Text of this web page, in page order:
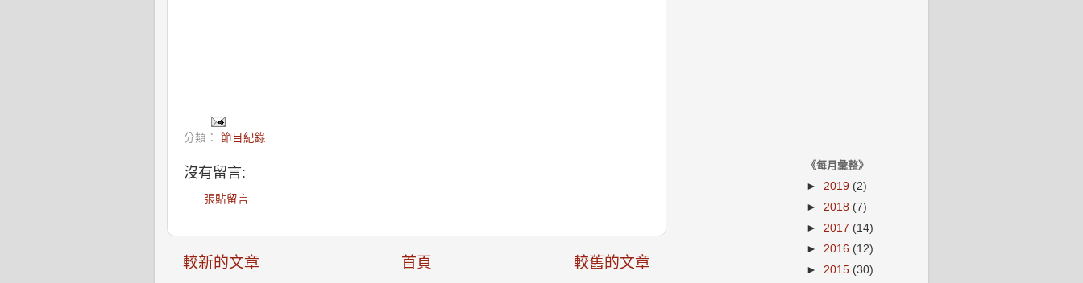
分類： 節目紀錄
沒有留言:
張貼留言
較新的文章 較舊的文章
首頁
《每月彙整》
► 2019 (2)
► 2018 (7)
► 2017 (14)
► 2016 (12)
► 2015 (30)